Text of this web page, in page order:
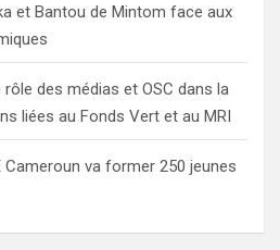
et Bantou de Mintom face aux
des médias et OSC dans la
liées au Fonds Vert et au MRI
Cameroun va former 250 jeunes